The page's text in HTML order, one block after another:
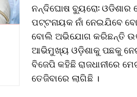
ନନ୍ଦିଘୋଷ ବ୍ୟୁରୋ:
ପଟ୍ଟନାୟକ ନାଁ ନେଇଯିବେ
ବୋଲି ଅଭିଯୋଗ କରିଛନ୍ତି
ଆଭିମୁଖ୍ୟ ଓଡ଼ିଶାକୁ ପଛକୁ
ବିଜେପି କହିଛି ରାଜଧାନୀରେ
ତେଜିବାରେ ଲାଗିଛି ।